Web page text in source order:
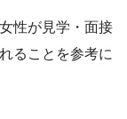
性が見学・面接
ることを参考に